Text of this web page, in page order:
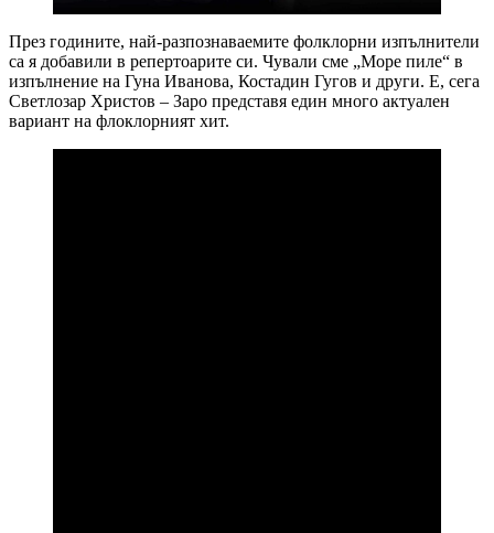
През годините, най-разпознаваемите фолклорни изпълнители
са я добавили в репертоарите си. Чували сме „Море пиле“ в
изпълнение на Гуна Иванова, Костадин Гугов и други. Е, сега
Светлозар Христов – Заро представя един много актуален
вариант на флоклорният хит.